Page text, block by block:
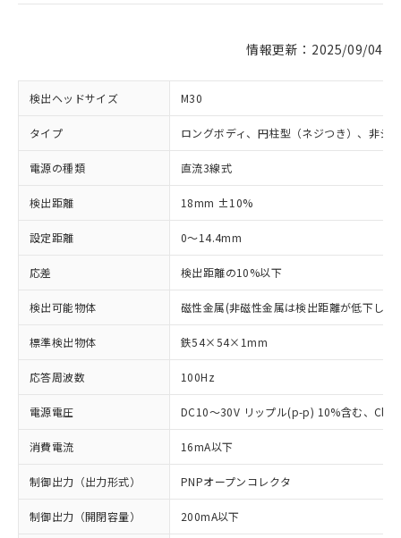
情報更新：2025/09/04
検出ヘッドサイズ M30
タイプ ロングボディ、円柱型（ネジつき）、非シ
電源の種類 直流3線式
検出距離 18mm ±10%
設定距離 0～14.4mm
応差 検出距離の10%以下
検出可能物体 磁性金属(非磁性金属は検出距離が低下しま
標準検出物体 鉄54×54×1mm
応答周波数 100Hz
電源電圧 DC10～30V リップル(p-p) 10%含む、
消費電流 16mA以下
制御出力（出力形式） PNPオープンコレクタ
制御出力（開閉容量） 200mA以下